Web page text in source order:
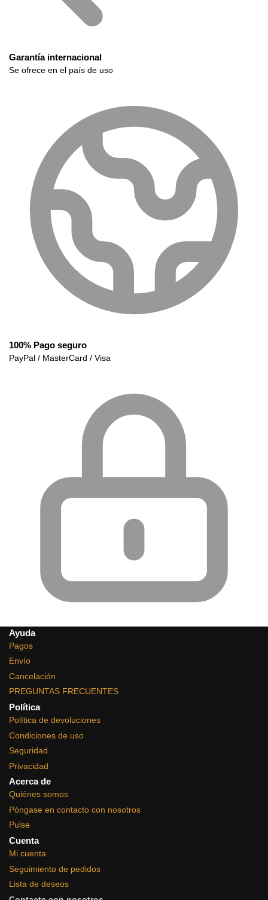
Garantía internacional
Se ofrece en el país de uso
100% Pago seguro
PayPal / MasterCard / Visa
Ayuda
Pagos
Envío
Cancelación
PREGUNTAS FRECUENTES
Política
Política de devoluciones
Condiciones de uso
Seguridad
Privacidad
Acerca de
Quiénes somos
Póngase en contacto con nosotros
Pulse
Cuenta
Mi cuenta
Seguimiento de pedidos
Lista de deseos